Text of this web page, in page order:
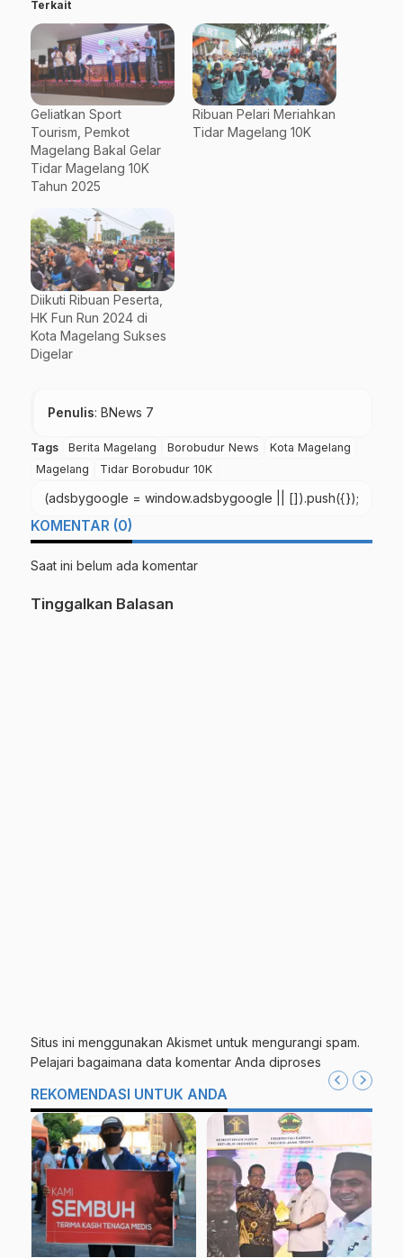
Terkait
Geliatkan Sport
Tourism, Pemkot
Magelang Bakal Gelar
Tidar Magelang 10K
Tahun 2025
Ribuan Pelari Meriahkan
Tidar Magelang 10K
Diikuti Ribuan Peserta,
HK Fun Run 2024 di
Kota Magelang Sukses
Digelar
Penulis: BNews 7
Tags Berita Magelang Borobudur News
Kota Magelang
Magelang
Tidar Borobudur 10K
(adsbygoogle = window.adsbygoogle || []).push({});
KOMENTAR (0)
Saat ini belum ada komentar
Tinggalkan Balasan
Situs ini menggunakan Akismet untuk mengurangi spam.
Pelajari bagaimana data komentar Anda diproses
REKOMENDASI UNTUK ANDA